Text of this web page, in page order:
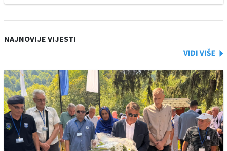
NAJNOVIJE VIJESTI